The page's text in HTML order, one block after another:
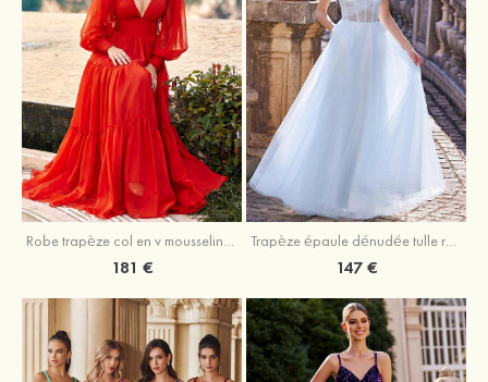
Robe trapèze col en v mousseline ras du sol robe de bal
181 €
Trapèze épaule dénudée tulle ras du sol robe de bal
147 €